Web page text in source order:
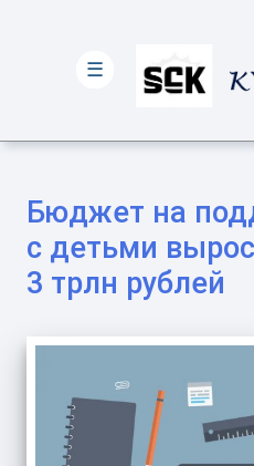
Бюджет на
с детьми
3 трлн рублей
☰